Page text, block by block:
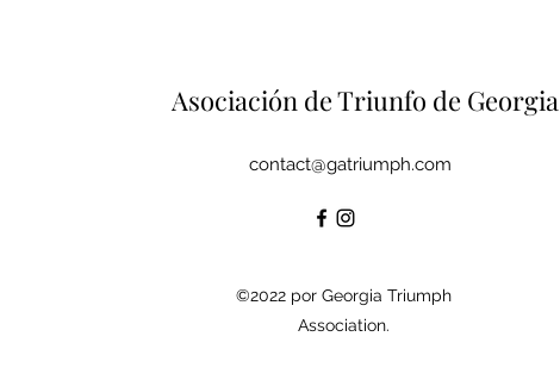
Asociación de Triunfo de Georgia
contact@gatriumph.com
©2022 por Georgia Triumph
Association.